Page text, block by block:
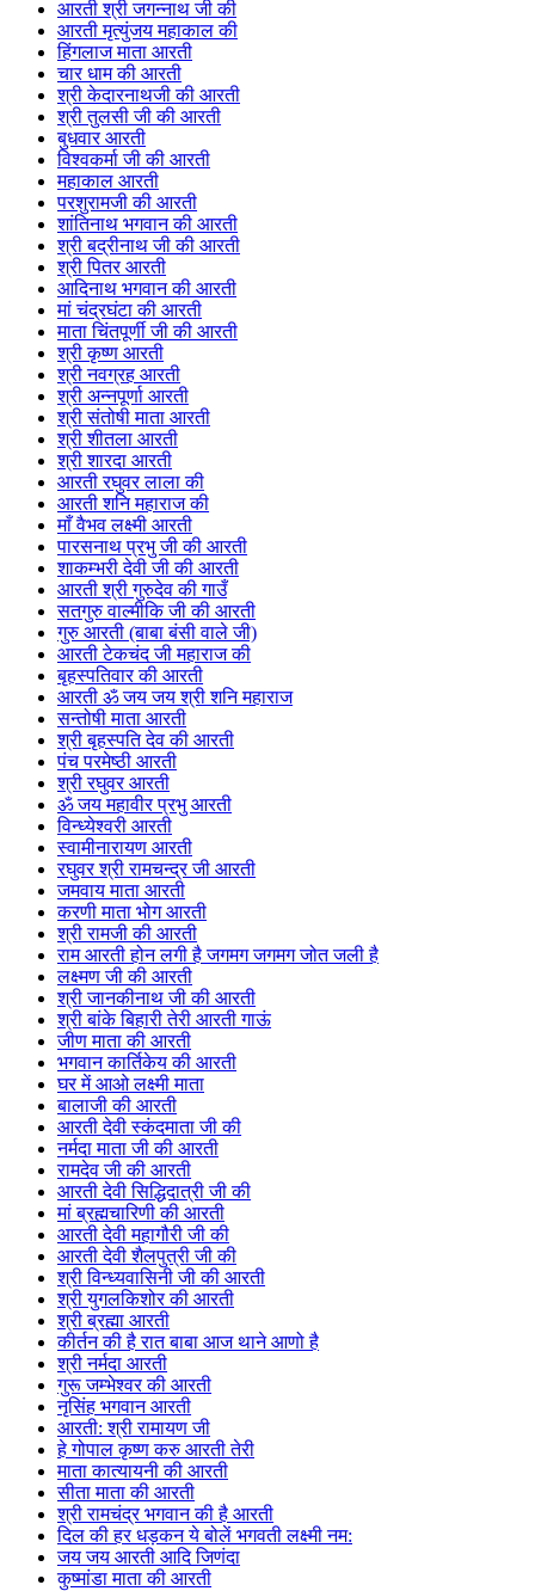
आरती श्री जगन्नाथ जी की
आरती मृत्युंजय महाकाल की
हिंगलाज माता आरती
चार धाम की आरती
श्री केदारनाथजी की आरती
श्री तुलसी जी की आरती
बुधवार आरती
विश्वकर्मा जी की आरती
महाकाल आरती
परशुरामजी की आरती
शांतिनाथ भगवान की आरती
श्री बद्रीनाथ जी की आरती
श्री पितर आरती
आदिनाथ भगवान की आरती
मां चंद्रघंटा की आरती
माता चिंतपूर्णी जी की आरती
श्री कृष्ण आरती
श्री नवग्रह आरती
श्री अन्नपूर्णा आरती
श्री संतोषी माता आरती
श्री शीतला आरती
श्री शारदा आरती
आरती रघुवर लाला की
आरती शनि महाराज की
माँ वैभव लक्ष्मी आरती
पारसनाथ प्रभु जी की आरती
शाकम्भरी देवी जी की आरती
आरती श्री गुरुदेव की गाउँ
सतगुरु वाल्मीकि जी की आरती
गुरु आरती (बाबा बंसी वाले जी)
आरती टेकचंद जी महाराज की
बृहस्पतिवार की आरती
आरती ॐ जय जय श्री शनि महाराज
सन्तोषी माता आरती
श्री बृहस्पति देव की आरती
पंच परमेष्ठी आरती
श्री रघुवर आरती
ॐ जय महावीर प्रभु आरती
विन्ध्येश्वरी आरती
स्वामीनारायण आरती
रघुवर श्री रामचन्द्र जी आरती
जमवाय माता आरती
करणी माता भोग आरती
श्री रामजी की आरती
राम आरती होन लगी है जगमग जगमग जोत जली है
लक्ष्मण जी की आरती
श्री जानकीनाथ जी की आरती
श्री बांके बिहारी तेरी आरती गाऊं
जीण माता की आरती
भगवान कार्तिकेय की आरती
घर में आओ लक्ष्मी माता
बालाजी की आरती
आरती देवी स्कंदमाता जी की
नर्मदा माता जी की आरती
रामदेव जी की आरती
आरती देवी सिद्धिदात्री जी की
मां ब्रह्मचारिणी की आरती
आरती देवी महागौरी जी की
आरती देवी शैलपुत्री जी की
श्री विन्ध्यवासिनी जी की आरती
श्री युगलकिशोर की आरती
श्री ब्रह्मा आरती
कीर्तन की है रात बाबा आज थाने आणो है
श्री नर्मदा आरती
गुरू जम्भेश्वर की आरती
नृसिंह भगवान आरती
आरती: श्री रामायण जी
हे गोपाल कृष्ण करु आरती तेरी
माता कात्यायनी की आरती
सीता माता की आरती
श्री रामचंद्र भगवान की है आरती
दिल की हर धड़कन ये बोलें भगवती लक्ष्मी नम:
जय जय आरती आदि जिणंदा
कुष्मांडा माता की आरती